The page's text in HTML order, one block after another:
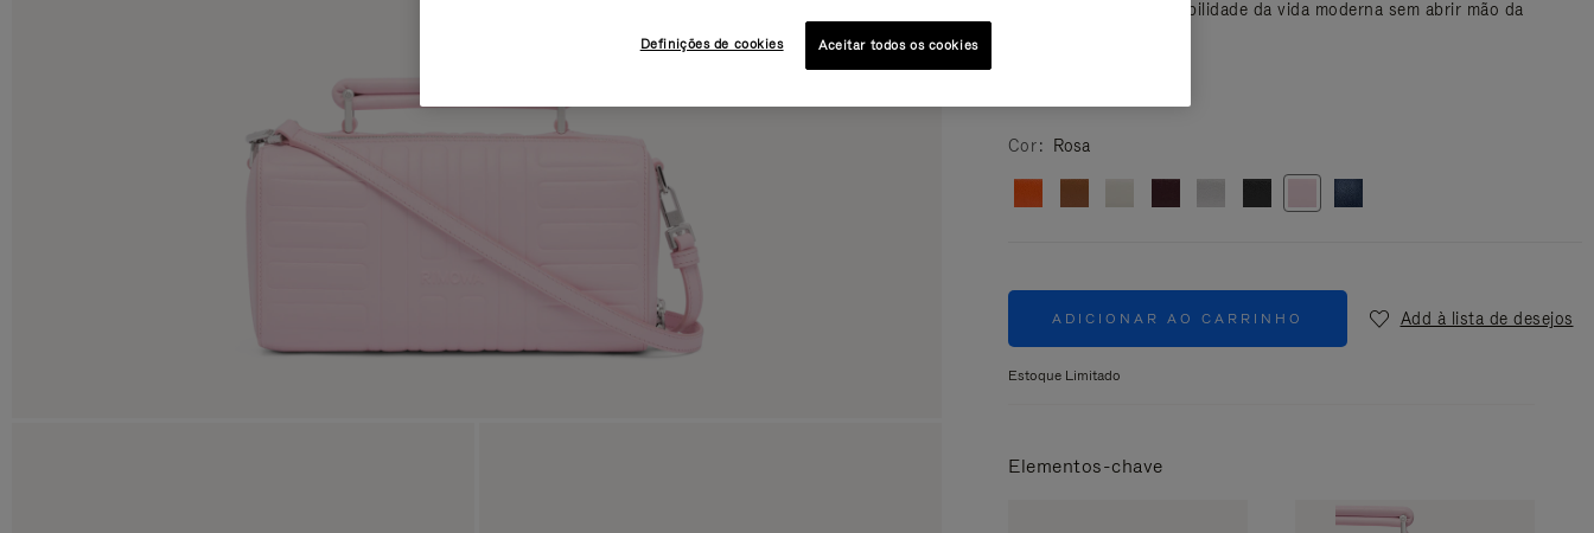
para acompanhar a mobilidade da vida moderna sem abrir mão da
Cor Rosa
ADICIONAR AO CARRINHO Add à lista de desejos
Estoque Limitado
Elementos-chave
Definições de cookies Aceitar todos os cookies